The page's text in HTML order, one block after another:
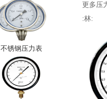
不锈钢压力表
更多压
:林: